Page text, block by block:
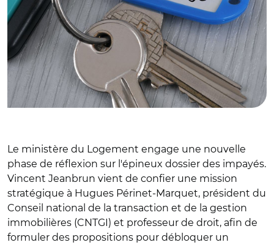
Le ministère du Logement engage une nouvelle
phase de réflexion sur l'épineux dossier des impayés.
Vincent Jeanbrun vient de confier une mission
stratégique à Hugues Périnet-Marquet, président du
Conseil national de la transaction et de la gestion
immobilières (CNTGI) et professeur de droit, afin de
formuler des propositions pour débloquer un